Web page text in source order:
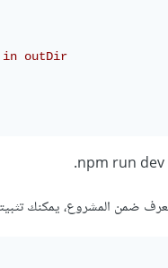
in outDir